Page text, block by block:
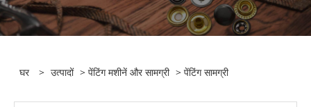
घर > उत्पादों >पेंटिंग मशीनें और सामग्री > पेंटिंग सामग्री